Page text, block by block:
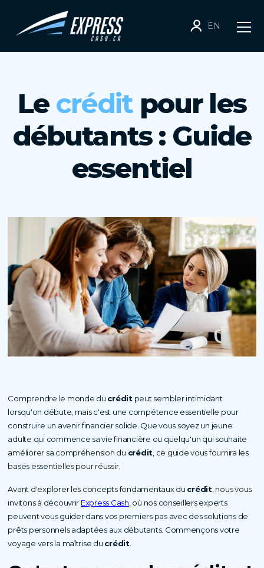
EN
Le créditpour les
débutants : Guide
essentiel
Comprendre le monde du créditpeut sembler intimidant
lorsqu'on débute, mais c'est une compétence essentielle pour
construire un avenir financier solide. Que vous soyez un jeune
adulte qui commence sa vie financière ou quelqu'un qui souhaite
améliorer sa compréhension du crédit , ce guide vous fournira les
bases essentielles pour réussir.
Avant d'explorer les concepts fondamentaux du crédit, nous vous
invitons à découvrir Express Cash , où nos conseillers experts
peuvent vous guider dans vos premiers pas avec des solutions de
prêts personnels adaptées aux débutants. Commençons votre
voyage vers la maîtrise du crédit.